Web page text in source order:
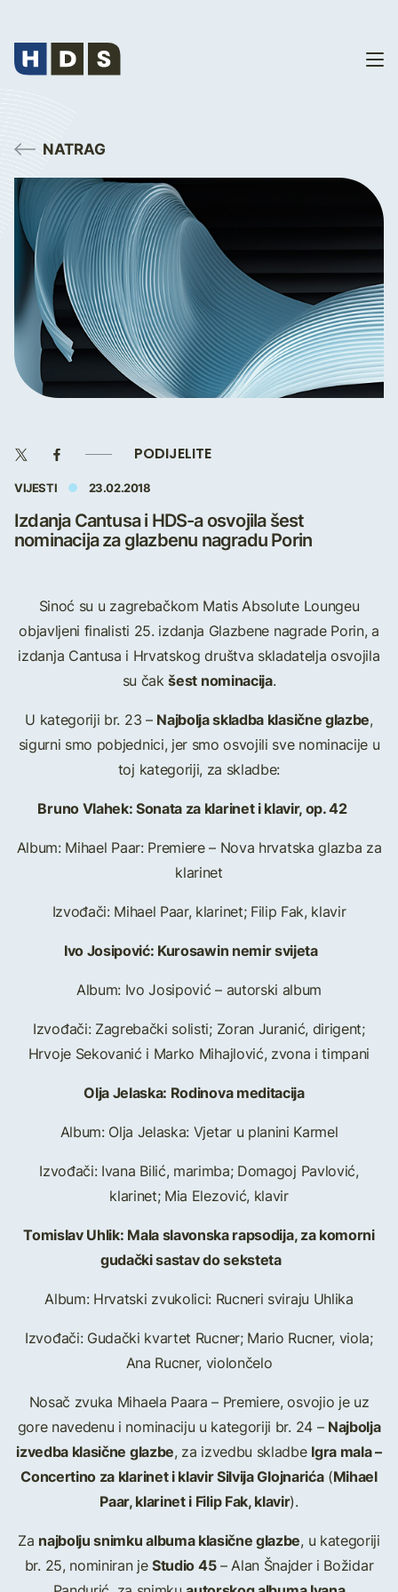
NATRAG
PODIJELITE
VIJESTI 23.02.2018
Izdanja Cantusa i HDS-a osvojila šest
nominacija za glazbenu nagradu Porin
Sinoć su u zagrebačkom Matis Absolute Loungeu
objavljeni finalisti 25. izdanja Glazbene nagrade Porin, a
izdanja Cantusa i Hrvatskog društva skladatelja osvojila
su čakšest nominacija.
U kategoriji br. 23 – Najbolja skladba klasične glazbe,
sigurni smo pobjednici, jer smo osvojili sve nominacije u
toj kategoriji, za skladbe:
Bruno Vlahek: Sonata za klarinet i klavir, op. 42
Album: Mihael Paar: Premiere – Nova hrvatska glazba za
klarinet
Izvođači: Mihael Paar, klarinet; Filip Fak, klavir
Ivo Josipović: Kurosawin nemir svijeta
Album: Ivo Josipović – autorski album
Izvođači: Zagrebački solisti; Zoran Juranić, dirigent;
Hrvoje Sekovanić i Marko Mihajlović, zvona i timpani
Olja Jelaska: Rodinova meditacija
Album: Olja Jelaska: Vjetar u planini Karmel
Izvođači: Ivana Bilić, marimba; Domagoj Pavlović,
klarinet; Mia Elezović, klavir
Tomislav Uhlik: Mala slavonska rapsodija, za komorni
gudački sastav do seksteta
Album: Hrvatski zvukolici: Rucneri sviraju Uhlika
Izvođači: Gudački kvartet Rucner; Mario Rucner, viola;
Ana Rucner, violončelo
Nosač zvuka Mihaela Paara – Premiere, osvojio je uz
gore navedenu i nominaciju u kategoriji br. 24 – Najbolja
izvedba klasične glazbe, za izvedbu skladbe Igra mala –
Concertino za klarinet i klavir Silvija Glojnarića(Mihael
Paar, klarinet i Filip Fak, klavir).
Za najbolju snimku albuma klasične glazbe, u kategoriji
br. 25, nominiran jeStudio 45– Alan Šnajder i Božidar